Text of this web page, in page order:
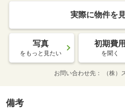
実際に物件を
写真
をもっと見たい
初期費用
を聞く
お問い合わせ先 （株
備考